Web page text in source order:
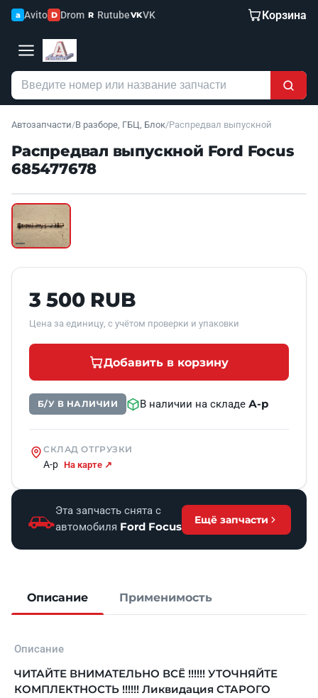
a Avito D Drom R RutubeVKVK Корзина
Автозапчасти/В разборе, ГБЦ, Блок/Распредвал выпускной
Распредвал выпускной Ford Focus
685477678
3 500 RUB
Цена за единицу, с учётом проверки и упаковки
Добавить в корзину
Б/У В НАЛИЧИИ В наличии на складеА-р
СКЛАД ОТГРУЗКИ
А-р На карте ↗
Эта запчасть снята с
автомобиля Ford Focus
Ещё запчасти
Описание Применимость
Описание
ЧИТАЙТЕ ВНИМАТЕЛЬНО ВСЁ !!!!!! УТОЧНЯЙТЕ
КОМПЛЕКТНОСТЬ !!!!!! Ликвидация СТАРОГО